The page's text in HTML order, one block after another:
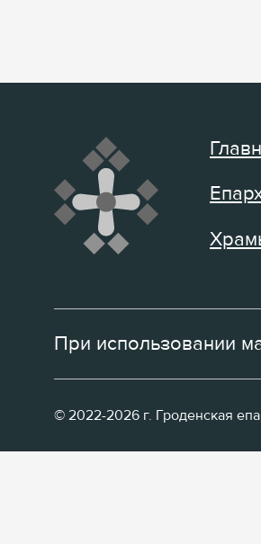
При использовании
© 2022-2026 г. Гроденская